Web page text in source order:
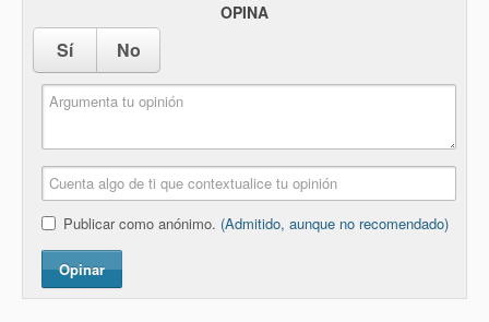
OPINA
Sí No
Publicar como anónimo. (Admitido, aunque no recomendado)
Opinar